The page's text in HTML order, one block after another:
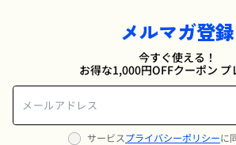
メルマガ登録
今すぐ使える！
お得な1,000円OFFクーポン プ
サービスプライバシーポリシーに